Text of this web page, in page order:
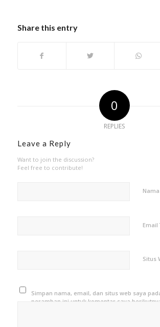
Share this entry
0
REPLIES
Leave a Reply
Want to join the discussion?
Feel free to contribute!
Nama
Email
Situs
Simpan nama, email, dan situs web saya
peramban ini untuk komentar saya